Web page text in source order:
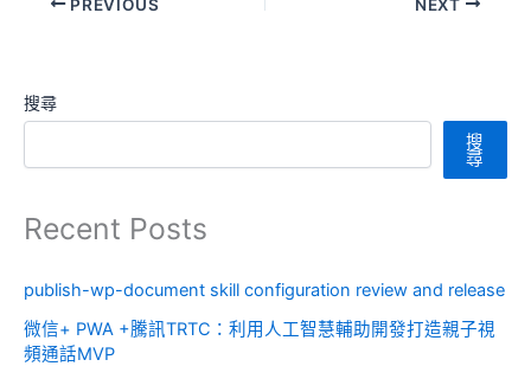
搜尋
搜
尋
Recent Posts
publish-wp-document skill configuration review and release
微信+ PWA +騰訊TRTC：利用人工智慧輔助開發打造親子視
頻通話MVP